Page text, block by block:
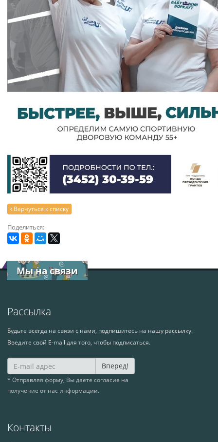
Вернуться к списку
Поделиться:
Мы на связи
Рассылка
Будьте всегда на связи с нами, подпишитесь на нашу рассылку.
Введите свой E-mail для того, чтобы подписаться.
Вперед!
* Отправляя форму, Вы даете согласие на
получение от нас информации.
Контакты